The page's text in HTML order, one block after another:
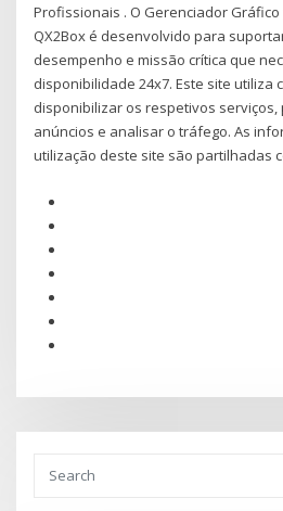
Profissionais . O Gerenciador
QX2Box é desenvolvido para
desempenho e missão crítica que
disponibilidade 24x7. Este site utiliza
disponibilizar os respetivos
anúncios e analisar o tráfego. As
utilização deste site são partilhadas